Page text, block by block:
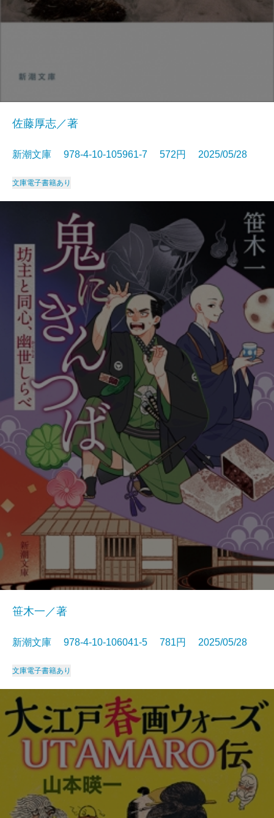
佐藤厚志／著
新潮文庫 978-4-10-105961-7 572円 2025/05/28
文庫電子書籍あり
笹木一／著
新潮文庫 978-4-10-106041-5 781円 2025/05/28
文庫電子書籍あり